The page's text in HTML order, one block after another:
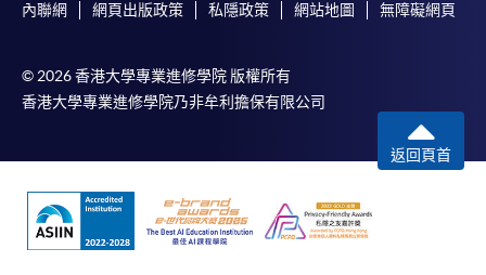
內聯網 網頁出版政策 私隱政策 網站地圖 無障礙網頁
© 2026 香港大學專業進修學院 版權所有
香港大學專業進修學院乃非牟利擔保有限公司
返回頁首